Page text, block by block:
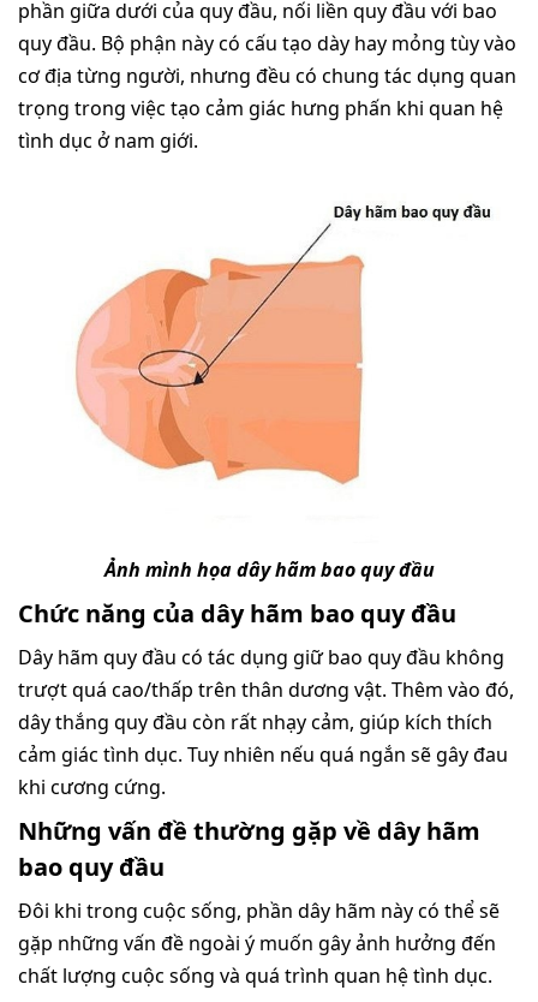
phần giữa dưới của quy đầu, nối liền quy đầu với bao
quy đầu. Bộ phận này có cấu tạo dày hay mỏng tùy vào
cơ địa từng người, nhưng đều có chung tác dụng quan
trọng trong việc tạo cảm giác hưng phấn khi quan hệ
tình dục ở nam giới.
Ảnh mình họa dây hãm bao quy đầu
Chức năng của dây hãm bao quy đầu
Dây hãm quy đầu có tác dụng giữ bao quy đầu không
trượt quá cao/thấp trên thân dương vật. Thêm vào đó,
dây thắng quy đầu còn rất nhạy cảm, giúp kích thích
cảm giác tình dục. Tuy nhiên nếu quá ngắn sẽ gây đau
khi cương cứng.
Những vấn đề thường gặp về dây hãm
bao quy đầu
Đôi khi trong cuộc sống, phần dây hãm này có thể sẽ
gặp những vấn đề ngoài ý muốn gây ảnh hưởng đến
chất lượng cuộc sống và quá trình quan hệ tình dục.